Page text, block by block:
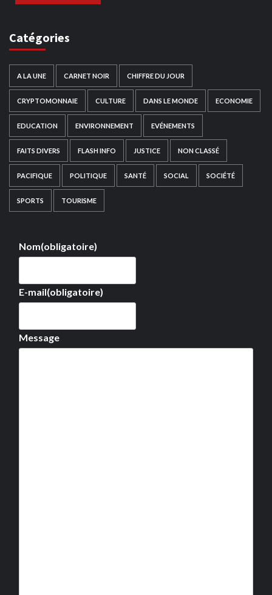
Catégories
A LA UNE CARNET NOIR CHIFFRE DU JOUR
CRYPTOMONNAIE CULTURE DANS LE MONDE ECONOMIE
EDUCATION ENVIRONNEMENT EVÉNEMENTS
FAITS DIVERS FLASH INFO JUSTICE NON CLASSÉ
PACIFIQUE POLITIQUE SANTÉ SOCIAL SOCIÉTÉ
SPORTS TOURISME
Nom(obligatoire)
E-mail(obligatoire)
Message